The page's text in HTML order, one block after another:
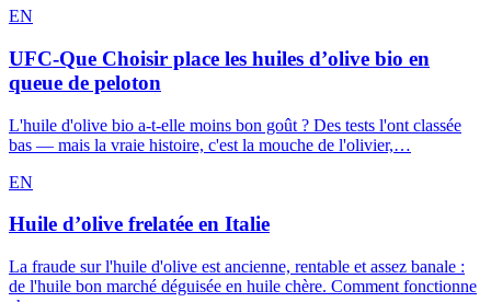
EN
UFC-Que Choisir place les huiles d’olive bio en
queue de peloton
L'huile d'olive bio a-t-elle moins bon goût ? Des tests l'ont classée
bas — mais la vraie histoire, c'est la mouche de l'olivier,…
EN
Huile d’olive frelatée en Italie
La fraude sur l'huile d'olive est ancienne, rentable et assez banale :
de l'huile bon marché déguisée en huile chère. Comment fonctionne